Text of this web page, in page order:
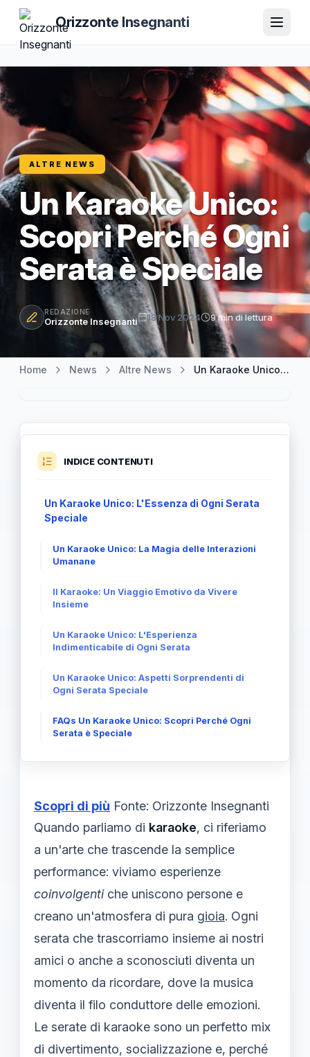
Orizzonte Insegnanti
ALTRE NEWS
Un Karaoke Unico:
Scopri Perché Ogni
Serata è Speciale
REDAZIONE
Orizzonte Insegnanti 18 Nov 2024 9 min di lettura
Home News Altre News Un Karaoke Unico: Scopri Perché Ogni Serata è Speciale
INDICE CONTENUTI
Un Karaoke Unico: L'Essenza di Ogni Serata
Speciale
Un Karaoke Unico: La Magia delle Interazioni
Umanane
Il Karaoke: Un Viaggio Emotivo da Vivere
Insieme
Un Karaoke Unico: L'Esperienza
Indimenticabile di Ogni Serata
Un Karaoke Unico: Aspetti Sorprendenti di
Ogni Serata Speciale
FAQs Un Karaoke Unico: Scopri Perché Ogni
Serata è Speciale
Scopri di più Fonte: Orizzonte Insegnanti
Quando parliamo di karaoke, ci riferiamo
a un'arte che trascende la semplice
performance: viviamo esperienze
coinvolgentiche uniscono persone e
creano un'atmosfera di pura gioia. Ogni
serata che trascorriamo insieme ai nostri
amici o anche a sconosciuti diventa un
momento da ricordare, dove la musica
diventa il filo conduttore delle emozioni.
Le serate di karaoke sono un perfetto mix
di divertimento, socializzazione e, perché